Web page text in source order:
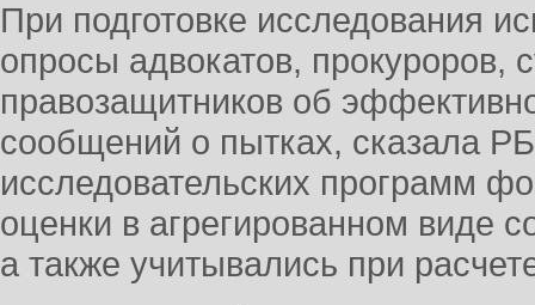
При подготовке исследования
опросы адвокатов, прокуроров,
правозащитников об
сообщений о пытках, сказала
исследовательских программ
оценки в агрегированном виде
а также учитывались при